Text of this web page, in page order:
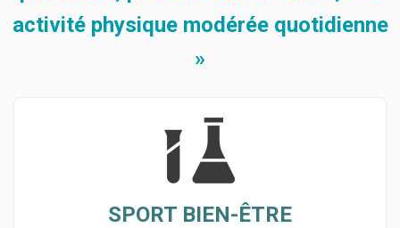
activité physique modérée quotidienne
»
SPORT BIEN-ÊTRE